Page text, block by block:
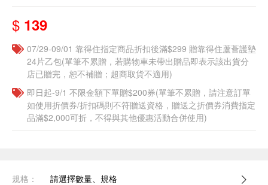
$ 139
07/29-09/01 靠得住指定商品折扣後滿$299 贈靠得住蘆薈護墊
24片乙包(單筆不累贈，若購物車未帶出贈品即表示該出貨分
店已贈完，恕不補贈；超商取貨不適用)
即日起-9/1 不限金額下單贈$200券(單筆不累贈，請注意訂單
如使用折價券/折扣碼則不符贈送資格，贈送之折價券消費指定
品滿$2,000可折，不得與其他優惠活動合併使用)
規格： 請選擇數量、規格